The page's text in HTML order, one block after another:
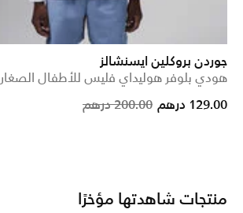
جوردن بروكلين ايسنشالز
هودي بلوفر هوليداي فليس للأطفال الصغار
Price reduced from
200.00 درهم
to 129.00 درهم
منتجات شاهدتها مؤخرًا